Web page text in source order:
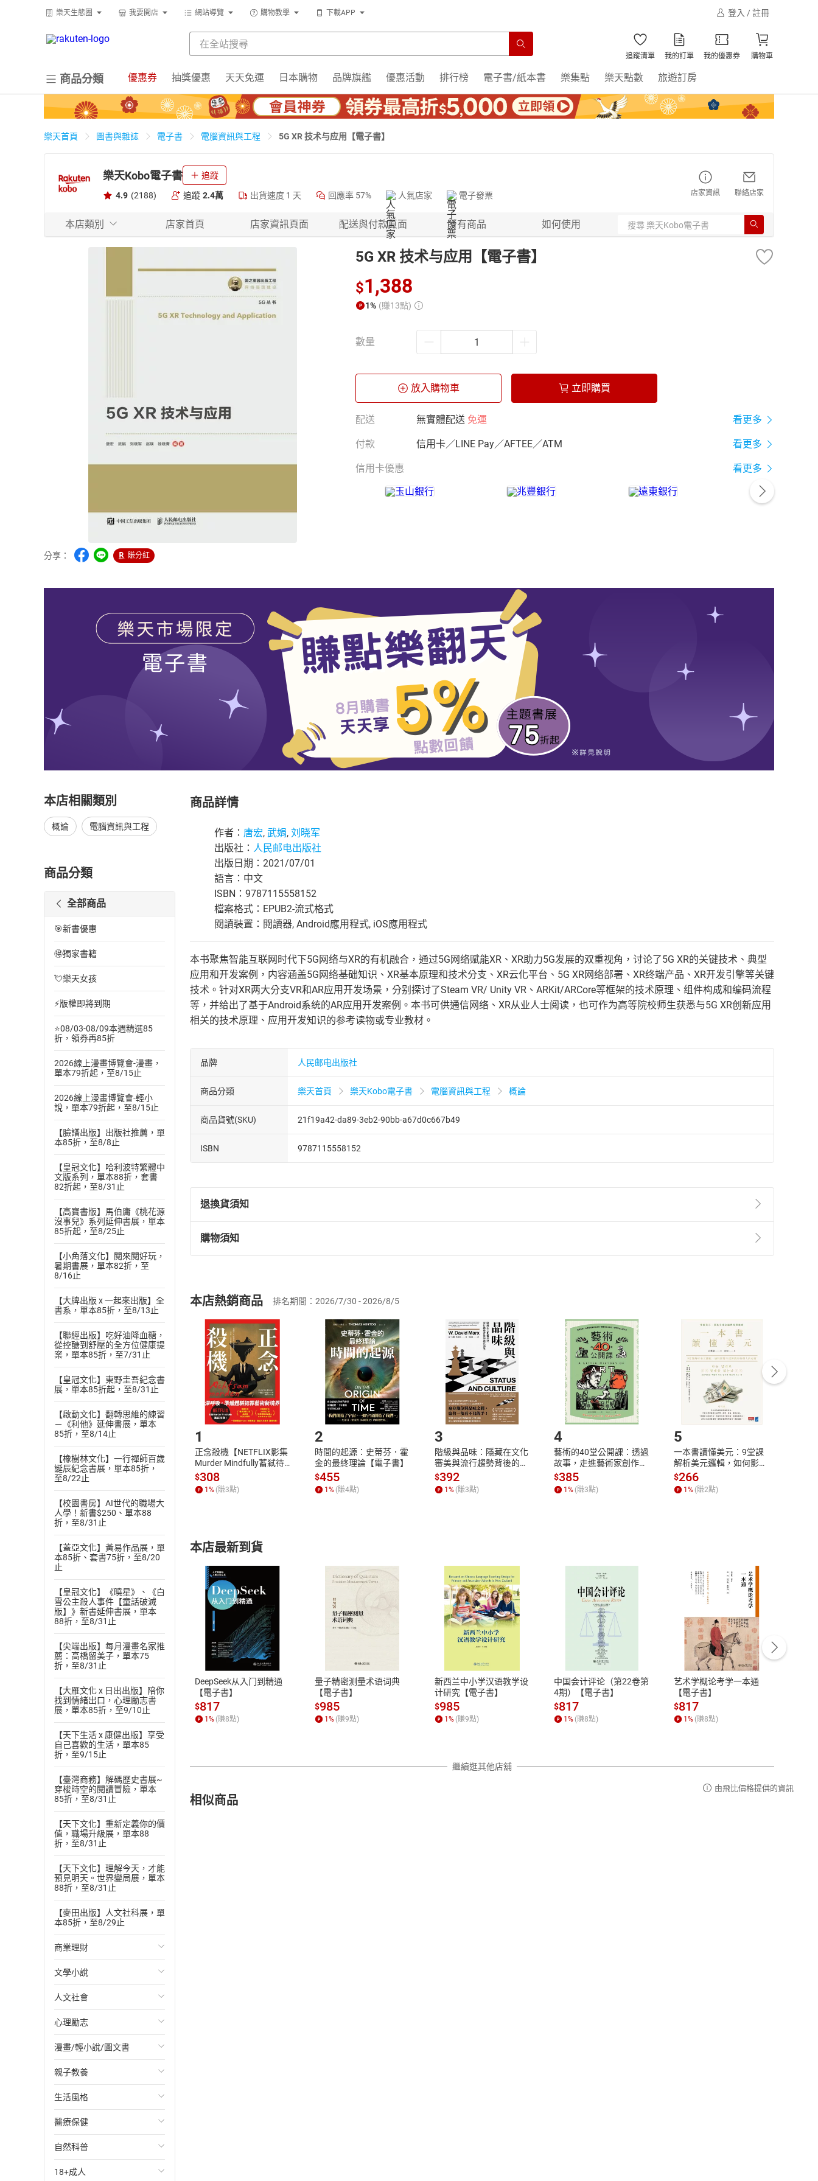
樂天生態圈 我要開店 網站導覽 購物教學 下載APP 登入 / 註冊
追蹤清單 我的訂單 我的優惠券 購物車
商品分類 優惠券 抽獎優惠 天天免運 日本購物 品牌旗艦 優惠活動 排行榜 電子書/紙本書 樂集點 樂天點數 旅遊訂房
樂天首頁 圖書與雜誌 電子書 電腦資訊與工程 5G XR 技术与应用【電子書】
樂天Kobo電子書 追蹤
4.9 (2188) 追蹤 2.4萬 出貨速度 1 天 回應率 57% 人氣店家 電子發票 店家資訊 聯絡店家
本店類別 店家首頁 店家資訊頁面 配送與付款頁面 所有商品 如何使用
分享： 賺分紅
5G XR 技术与应用【電子書】
$1,388
1% (賺13點)
數量
放入購物車 立即購買
配送 無實體配送 免運 看更多
付款 信用卡／LINE Pay／AFTEE／ATM 看更多
信用卡優惠 看更多
本店相關類別
概論 電腦資訊與工程
商品分類
全部商品
🎯新書優惠
🉐獨家書籍
💘樂天女孩
⚡版權即將到期
⭐08/03-08/09本週精選85
折，領券再85折
2026線上漫畫博覽會-漫畫，
單本79折起，至8/15止
2026線上漫畫博覽會-輕小
說，單本79折起，至8/15止
【臉譜出版】出版社推薦，單
本85折，至8/8止
【皇冠文化】哈利波特繁體中
文版系列，單本88折，套書
82折起，至8/31止
【高寶書版】馬伯庸《桃花源
沒事兒》系列延伸書展，單本
85折起，至8/25止
【小角落文化】閱來閱好玩，
暑期書展，單本82折，至
8/16止
【大牌出版 x 一起來出版】全
書系，單本85折，至8/13止
【聯經出版】吃好油降血糖，
從控醣到舒壓的全方位健康提
案，單本85折，至7/31止
【皇冠文化】東野圭吾紀念書
展，單本85折起，至8/31止
【啟動文化】翻轉思維的練習
－《利他》延伸書展，單本
85折，至8/14止
【橡樹林文化】一行禪師百歲
誕辰紀念書展，單本85折，
至8/22止
【校園書房】AI世代的職場大
人學！新書$250、單本88
折，至8/31止
【蓋亞文化】黃易作品展，單
本85折、套書75折，至8/20
止
【皇冠文化】《曉星》、《白
雪公主殺人事件【童話破滅
版】》新書延伸書展，單本
88折，至8/31止
【尖端出版】每月漫畫名家推
薦：高橋留美子，單本75
折，至8/31止
【大雁文化 x 日出出版】陪你
找到情緒出口，心理勵志書
展，單本85折，至9/10止
【天下生活 x 康健出版】享受
自己喜歡的生活，單本85
折，至9/15止
【臺灣商務】解碼歷史書展~
穿梭時空的閱讀冒險，單本
85折，至8/31止
【天下文化】重新定義你的價
值，職場升級展，單本88
折，至8/31止
【天下文化】理解今天，才能
預見明天。世界變局展，單本
88折，至8/31止
【麥田出版】人文社科展，單
本85折，至8/29止
商業理財
投資理財
經濟/趨勢
財務/金融
管理/領導
職場工作術
成功法
行銷/廣告
傳記
商務/商學
文學小說
歐美文學
日本文學
韓國文學
華文文學
經典文學
成長/家庭生活小說
懸疑/推理小說
科幻/奇幻小說
人文社會
國際關係
政治
社會科學
台灣/中國歷史
日/韓歷史
其他歷史/史學
法律
心理勵志
心靈成長/情緒
人際關係
兩性關係
心理學
漫畫/輕小說/圖文書
輕小說
奇幻/科幻
愛情故事
職場/社會寫實
懸疑/推理
親子教養
教育現場
兒童文學/故事
兒童科普/學習
育兒百科
生活風格
飲食/食譜
健身/美顏
運動/遊戲
醫療保健
健康/養生
常見疾病
自然科普
生物科學
18+成人
商品詳情
作者： 唐宏, 武娟, 刘晓军
出版社： 人民邮电出版社
出版日期：2021/07/01
語言：中文
ISBN：9787115558152
檔案格式：EPUB2-流式格式
閱讀裝置：閱讀器, Android應用程式, iOS應用程式
本书聚焦智能互联网时代下5G网络与XR的有机融合，通过5G网络赋能XR、XR助力5G发展的双重视角，讨论了5G XR的关键技术、典型
应用和开发案例，内容涵盖5G网络基础知识、XR基本原理和技术分支、XR云化平台、5G XR网络部署、XR终端产品、XR开发引擎等关键
技术。针对XR两大分支VR和AR应用开发场景，分别探讨了Steam VR/ Unity VR、ARKit/ARCore等框架的技术原理、组件构成和编码流程
等，并给出了基于Android系统的AR应用开发案例。本书可供通信网络、XR从业人士阅读，也可作为高等院校师生获悉与5G XR创新应用
相关的技术原理、应用开发知识的参考读物或专业教材。
品牌 人民邮电出版社
商品分類 樂天首頁 樂天Kobo電子書 電腦資訊與工程 概論
商品貨號(SKU) 21f19a42-da89-3eb2-90bb-a67d0c667b49
ISBN 9787115558152
退換貨須知
退換貨規定：
(一)依消費者保護法第19條第1項後段暨通訊交易解除權合理例外情事適用準則第2條第5款之規定，「非以有形媒介提供之數位
(二)消費者訂購本店鋪之商品即代表知悉本店鋪所銷售之商品為電子書，屬非以有形媒介提供之數位內容，消費者同意若訂購後
且已下載/存取電子書，不得請求退貨退款。
退貨方式：您欲取消訂單或辦理退貨時，請登入樂天市場，並於「我的訂單」中點選「瀏覽訂單明細」
「申請取消訂單/ 退
貨」，本店鋪將依您的申請進行審核，待審核通過後將為您辦理退款事宜。
請注意，樂天市場須以整筆訂單為單位進行取消/退貨，恕無法以單支商品取消/退貨。
購物須知
挑選商品
Choose
放入購物車
Shopping cart
登入帳號
Login
付款方式
Payment
完成訂單
Complete
購書後，如何開始使用？
Step1.選擇閱讀載具 Step2.登入帳號，下載書籍後看書
付款方式
ATM轉帳、信用卡、LINE PAY、AFTEE
退換貨規範
之權利，遽消費者保護法及通訊交易解
除權合理例外情事適用準則，依商品性
質各有不同規定。詳細退換貨說明請參
照各商品說明。
客服資訊
服務時間：週一到週五 10:00-12:00、
13:00-17:00 (國定假日及例假日休息)
客服電話：0080-1857077
本店熱銷商品 排名期間：2026/7/30 - 2026/8/5
1
正念殺機【NETFLIX影集
Murder Mindfully蓄弒待
發】【電子書】
$308
1 % (賺3點)
2
時間的起源：史蒂芬．霍
金的最終理論【電子書】
$455
1 % (賺4點)
3
階級與品味：隱藏在文化
審美與流行趨勢背後的地
位渴望【電子書】
$392
1 % (賺3點)
4
藝術的40堂公開課：透過
故事，走進藝術家創作現
場，看藝術如何誕生、如
何形塑人類生活【電子
書】
$385
1% (賺3點)
5
一本書讀懂美元：9堂課
解析美元邏輯，如何影響
全球經濟和每個人的投資
【電子書】
$266
1% (賺2點)
本店最新到貨
DeepSeek从入门到精通
【電子書】
$817
1 % (賺8點)
量子精密测量术语词典
【電子書】
$985
1 % (賺9點)
新西兰中小学汉语教学设
计研究【電子書】
$985
1 % (賺9點)
中国会计评论（第22卷第
4期）【電子書】
$817
1% (賺8點)
艺术学概论考学一本通
【電子書】
$817
1% (賺8點)
繼續逛其他店舖
相似商品
由飛比價格提供的資訊